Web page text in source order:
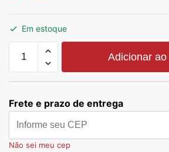
Em estoque
Adicionar
Frete e prazo de entrega
Não sei meu cep